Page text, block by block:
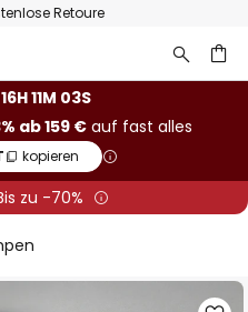
Retoure
11M 02S
ab 159 €auf fast alles
kopieren
zu -70%